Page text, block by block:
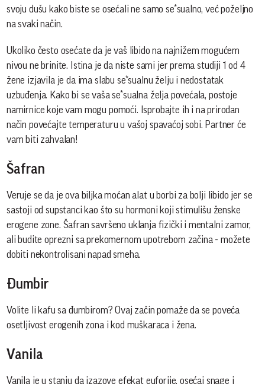
svoju dušu kako biste se osećali ne samo se*sualno, već poželjno
na svaki način.
Ukoliko često osećate da je vaš libido na najnižem mogućem
nivou ne brinite. Istina je da niste sami jer prema studiji 1 od 4
žene izjavila je da ima slabu se*sualnu želju i nedostatak
uzbuđenja. Kako bi se vaša se*sualna želja povećala, postoje
namirnice koje vam mogu pomoći. Isprobajte ih i na prirodan
način povećajte temperaturu u vašoj spavaćoj sobi. Partner će
vam biti zahvalan!
Šafran
Veruje se da je ova biljka moćan alat u borbi za bolji libido jer se
sastoji od supstanci kao što su hormoni koji stimulišu ženske
erogene zone. Šafran savršeno uklanja fizički i mentalni zamor,
ali budite oprezni sa prekomernom upotrebom začina - možete
dobiti nekontrolisani napad smeha.
Đumbir
Volite li kafu sa đumbirom? Ovaj začin pomaže da se poveća
osetljivost erogenih zona i kod muškaraca i žena.
Vanila
Vanila je u stanju da izazove efekat euforije, osećaj snage i